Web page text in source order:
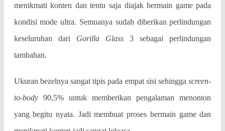
menikmati konten dan tentu saja diajak bermain game pada
kondisi mode ultra. Semuanya sudah diberikan perlindungan
keseluruhan dari Gorilla Glass 3 sebagai perlindungan
tambahan.
Ukuran bezelnya sangat tipis pada empat sisi sehinggascreen-
to-body90,5% untuk memberikan pengalaman menonton
yang begitu nyata. Jadi membuat proses bermain game dan